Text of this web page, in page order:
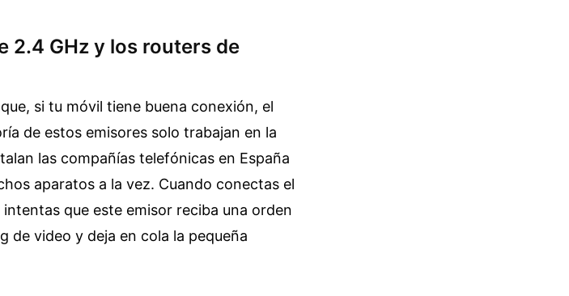
2.4 GHz y los routers de
si tu móvil tiene buena conexión, el
de estos emisores solo trabajan en la
las compañías telefónicas en España
aparatos a la vez. Cuando conectas el
que este emisor reciba una orden
de video y deja en cola la pequeña